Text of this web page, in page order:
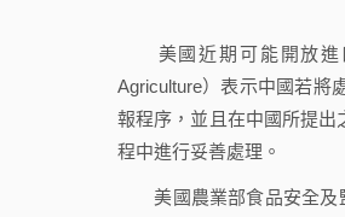
美國近期可能開放進口
Agriculture）表示中國若將
報程序，並且在中國所提出
程中進行妥善處理。
美國農業部食品安全及監